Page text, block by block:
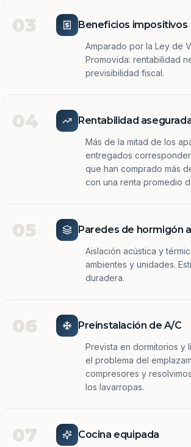
03 Beneficios impositivos
Amparado por la Ley de
Promovida: rentabilidad
previsibilidad fiscal.
04 Rentabilidad
Más de la mitad de los
entregados
que han comprado más
con una renta promedio
05 Paredes de hormigón
Aislación acústica y
ambientes y unidades.
duradera.
06 Preinstalación de A/C
Prevista en dormitorios y
el problema del
compresores y
los lavarropas.
07 Cocina equipada